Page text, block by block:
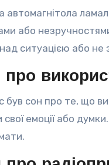
автомагнітола
або
ситуацією або
про
був сон про те, що
свої емоції або